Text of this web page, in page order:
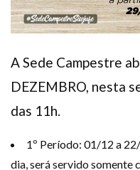
A Sede Campestre
DEZEMBRO, nesta
das 11h.
1º Período: 01/12 a
dia, será servido somente